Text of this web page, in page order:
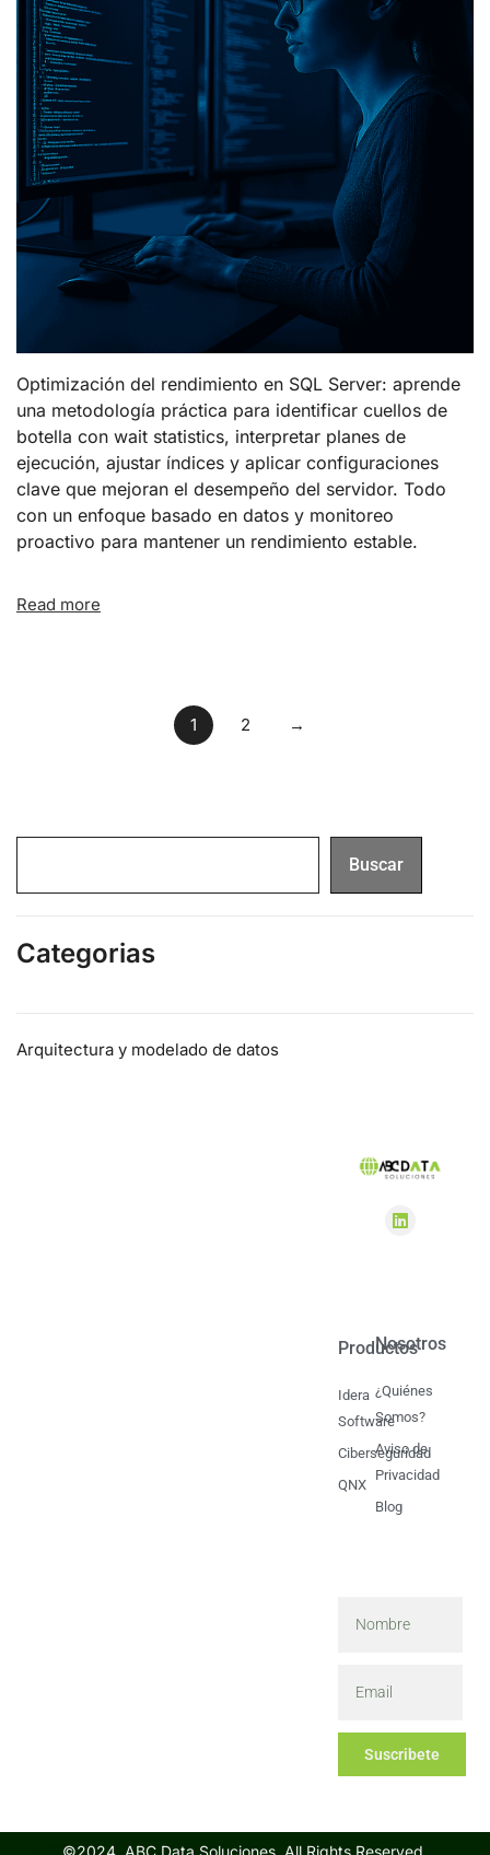
Optimización del rendimiento en SQL Server: aprende
una metodología práctica para identificar cuellos de
botella con wait statistics, interpretar planes de
ejecución, ajustar índices y aplicar configuraciones
clave que mejoran el desempeño del servidor. Todo
con un enfoque basado en datos y monitoreo
proactivo para mantener un rendimiento estable.
Read more
1 2 →
Buscar
Categorias
Arquitectura y modelado de datos
Productos
Idera
Software
Ciberseguridad
QNX
Nosotros
¿Quiénes
Somos?
Aviso de
Privacidad
Blog
Suscribete
©2024. ABC Data Soluciones. All Rights Reserved.